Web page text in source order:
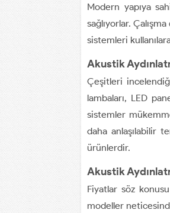
Modern yapıya
sağlıyorlar.
sistemleri
Akustik
Çeşitleri
lambaları, LED
sistemler
daha anlaşılabilir
ürünlerdir.
Akustik
Fiyatlar söz
modeller